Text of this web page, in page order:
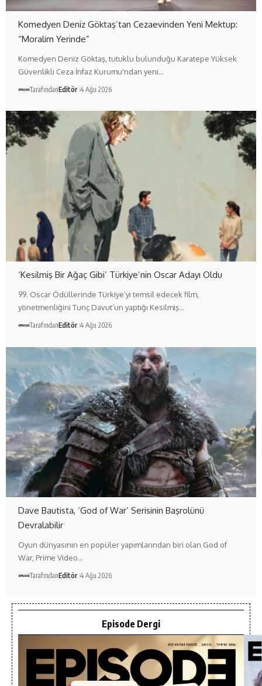
Komedyen Deniz Göktaş’tan Cezaevinden Yeni Mektup:
“Moralim Yerinde”
Komedyen Deniz Göktaş, tutuklu bulunduğu Karatepe Yüksek
Güvenlikli Ceza İnfaz Kurumu'ndan yeni…
TarafındanEditör 4 Ağu 2026
‘Kesilmiş Bir Ağaç Gibi’ Türkiye’nin Oscar Adayı Oldu
99. Oscar Ödüllerinde Türkiye’yi temsil edecek film,
yönetmenliğini Tunç Davut’un yaptığı Kesilmiş…
TarafındanEditör 4 Ağu 2026
Dave Bautista, ‘God of War’ Serisinin Başrolünü
Devralabilir
Oyun dünyasının en popüler yapımlarından biri olan God of
War, Prime Video…
TarafındanEditör 4 Ağu 2026
Episode Dergi